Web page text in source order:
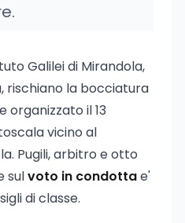
Galilei di Mirandola,
rischiano la bocciatura
organizzato il 13
vicino al
Pugili, arbitro e otto
sulvoto in condottae'
di classe.